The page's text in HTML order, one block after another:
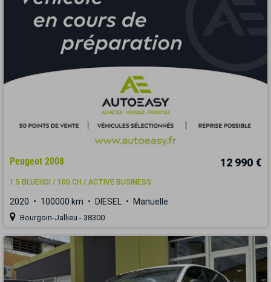
Peugeot 2008 12 990 €
1.5 BLUEHDI / 100 CH / ACTIVE BUSINESS
2020 100000 km DIESEL Manuelle
Bourgoin-Jallieu - 38300